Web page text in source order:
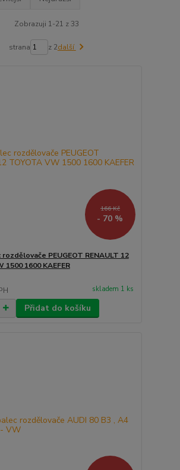
Zobrazuji 1-21 z 33
strana z 2další
166 Kč
- 70 %
PEUGEOT RENAULT 12
1500 1600 KAEFER
skladem 1 ks
Přidat do košíku